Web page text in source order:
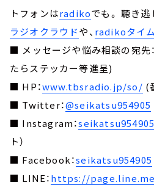
トフォンはradikoでも。 聴き
ラジオクラウドや、 radikoタイ
■ メッセージや悩み相談の宛先
たらステッカー等進呈)
■ HP：www.tbsradio.jp/so/ (
■ Twitter：@seikatsu954905
■ Instagram：seikatsu954905
ト）
■ Facebook：seikatsu954905
■ LINE：https://